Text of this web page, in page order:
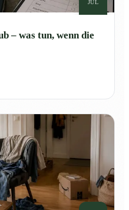
JUL
– was tun, wenn die